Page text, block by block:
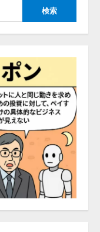
JSC.」と業
代AIプラットフ
および新サービ
表会を開催
続機能を強化
作できる機能を